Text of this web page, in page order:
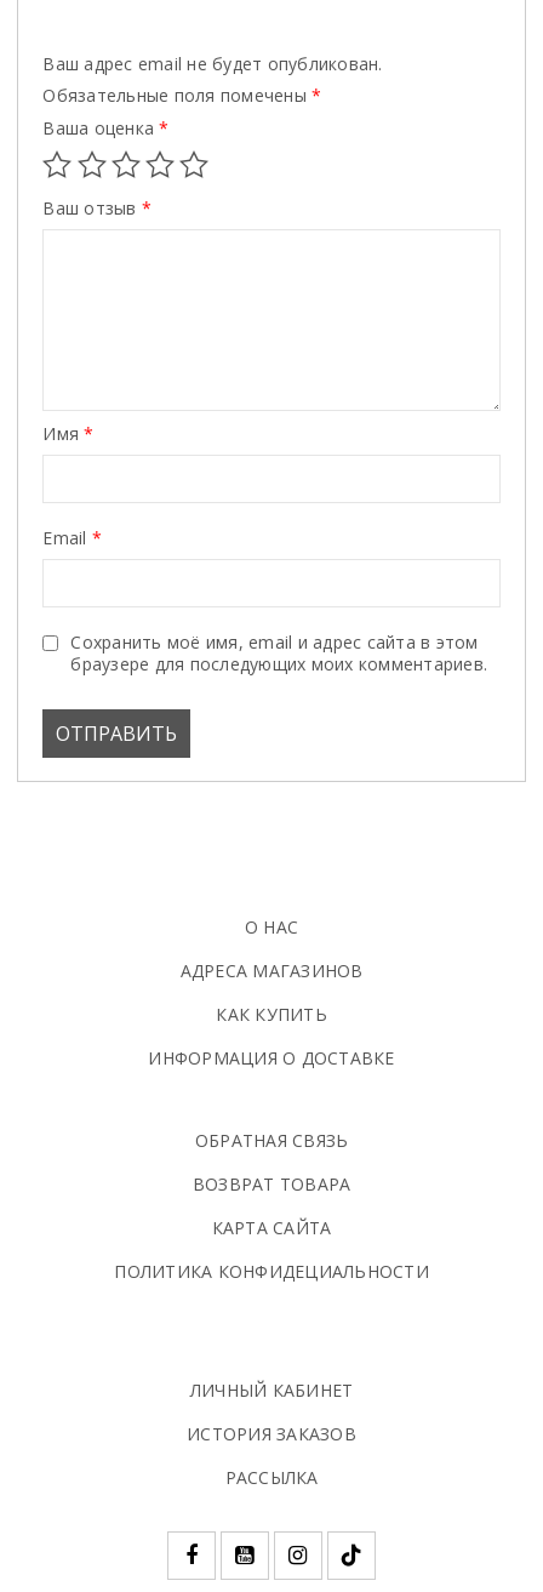
Ваш адрес email не будет опубликован.
Обязательные поля помечены*
Ваша оценка*
Ваш отзыв *
Имя*
Email *
Сохранить моё имя, email и адрес сайта в этом
браузере для последующих моих комментариев.
О НАС
АДРЕСА МАГАЗИНОВ
КАК КУПИТЬ
ИНФОРМАЦИЯ О ДОСТАВКЕ
ОБРАТНАЯ СВЯЗЬ
ВОЗВРАТ ТОВАРА
КАРТА САЙТА
ПОЛИТИКА КОНФИДЕЦИАЛЬНОСТИ
ЛИЧНЫЙ КАБИНЕТ
ИСТОРИЯ ЗАКАЗОВ
РАССЫЛКА